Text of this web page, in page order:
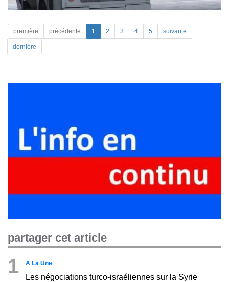
première précédente 1 2 3 4 5 suivante
dernière
partager cet article
1 A La Une
Les négociations turco-israéliennes sur la Syrie